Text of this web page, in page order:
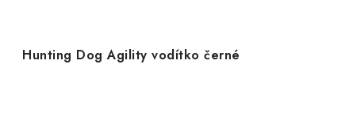
Hunting Dog Agility vodítko černé